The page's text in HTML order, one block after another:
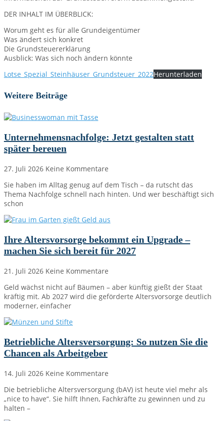
DER INHALT IM ÜBERBLICK:
Worum geht es für alle Grundeigentümer
Was ändert sich konkret
Die Grundsteuererklärung
Ausblick: Was sich noch ändern könnte
Lotse_Spezial_Steinhäuser_Grundsteuer_2022Herunterladen
Weitere Beiträge
Unternehmensnachfolge: Jetzt gestalten statt
später bereuen
27. Juli 2026 Keine Kommentare
Sie haben im Alltag genug auf dem Tisch – da rutscht das
Thema Nachfolge schnell nach hinten. Und wer beschäftigt sich
schon
Ihre Altersvorsorge bekommt ein Upgrade –
machen Sie sich bereit für 2027
21. Juli 2026 Keine Kommentare
Geld wächst nicht auf Bäumen – aber künftig gießt der Staat
kräftig mit. Ab 2027 wird die geförderte Altersvorsorge deutlich
moderner, einfacher
Betriebliche Altersversorgung: So nutzen Sie die
Chancen als Arbeitgeber
14. Juli 2026 Keine Kommentare
Die betriebliche Altersversorgung (bAV) ist heute viel mehr als
„nice to have“. Sie hilft Ihnen, Fachkräfte zu gewinnen und zu
halten –